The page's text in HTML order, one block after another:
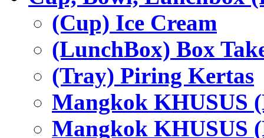
(Cup) Ice Cream
(LunchBox) Box
(Tray) Piring Kertas
Mangkok KHUSUS
Mangkok KHUSUS